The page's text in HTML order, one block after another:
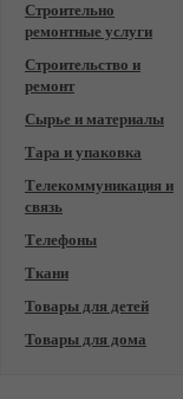
Строительно
ремонтные услуги
Строительство и
ремонт
Сырье и материалы
Тара и упаковка
Телекоммуникация и
связь
Телефоны
Ткани
Товары для детей
Товары для дома